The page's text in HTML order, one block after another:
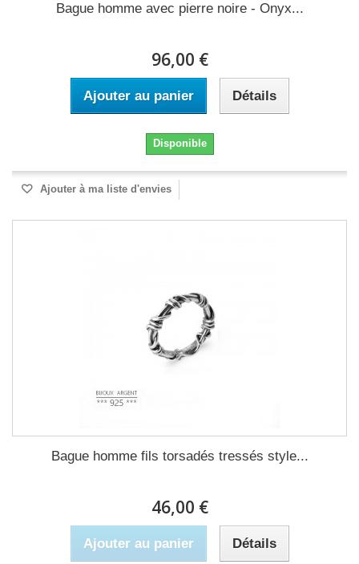
Bague homme avec pierre noire - Onyx...
96,00 €
Ajouter au panier Détails
Disponible
Ajouter à ma liste d'envies
Bague homme fils torsadés tressés style...
46,00 €
Ajouter au panier Détails